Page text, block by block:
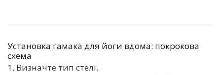
Установка гамака для йоги вдома: покрокова
схема
Визначте тип стелі.